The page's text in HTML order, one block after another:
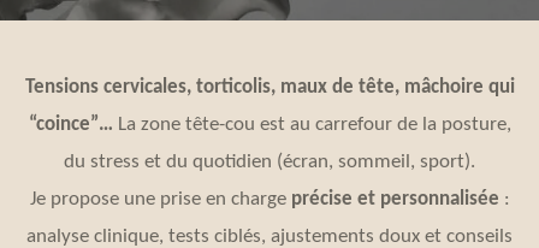
Tensions cervicales, torticolis, maux de tête, mâchoire qui
“coince”… La zone tête-cou est au carrefour de la posture,
du stress et du quotidien (écran, sommeil, sport).
Je propose une prise en charge précise et personnalisée :
analyse clinique, tests ciblés, ajustements doux et conseils